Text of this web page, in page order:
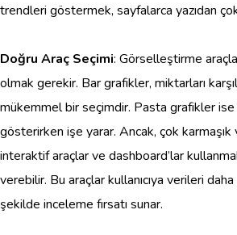
trendleri göstermek, sayfalarca yazıdan
Doğru Araç Seçimi: Görselleştirme
olmak gerekir. Bar grafikler, miktarları
mükemmel bir seçimdir. Pasta grafikler ise
gösterirken işe yarar. Ancak, çok
interaktif araçlar ve dashboard’lar
verebilir. Bu araçlar kullanıcıya verileri
şekilde inceleme fırsatı sunar.